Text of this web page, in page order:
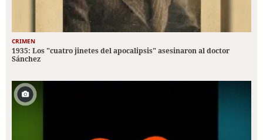
CRIMEN
1935: Los "cuatro jinetes del apocalipsis" asesinaron al doctor
Sánchez